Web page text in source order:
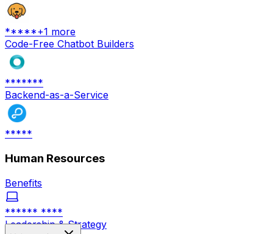
*****+1 more
Code-Free Chatbot Builders
*******
Backend-as-a-Service
*****
Human Resources
Benefits
****** ****
Leadership & Strategy